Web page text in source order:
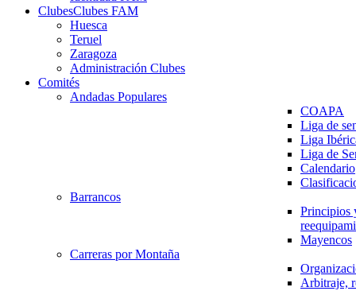
ClubesClubes FAM
Huesca
Teruel
Zaragoza
Administración Clubes
Comités
Andadas Populares
COAPA
Liga de
Liga
Liga de
Calendario
Barrancos
Principios
Mayencos
Carreras por Montaña
Arbitraje,